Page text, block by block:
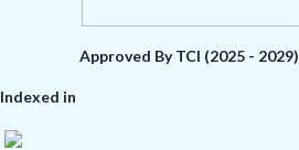
Approved By TCI (2025 - 2029)
Indexed in